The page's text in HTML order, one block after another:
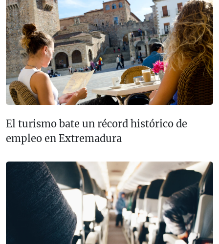
El turismo bate un récord histórico de
empleo en Extremadura